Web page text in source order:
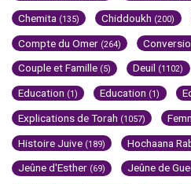
Chemita (135) Chiddoukh (200)
Compte du Omer (264)
Couple et Famille (5) Deuil (1102)
Education (1) Education (1)
Explications de Torah (1057)
Histoire Juive (189) Hochaana
Jeûne d'Esther (69) Jeûne de